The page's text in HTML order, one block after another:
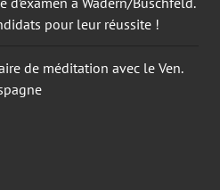
pour leur réussite !
de méditation avec le Ven.